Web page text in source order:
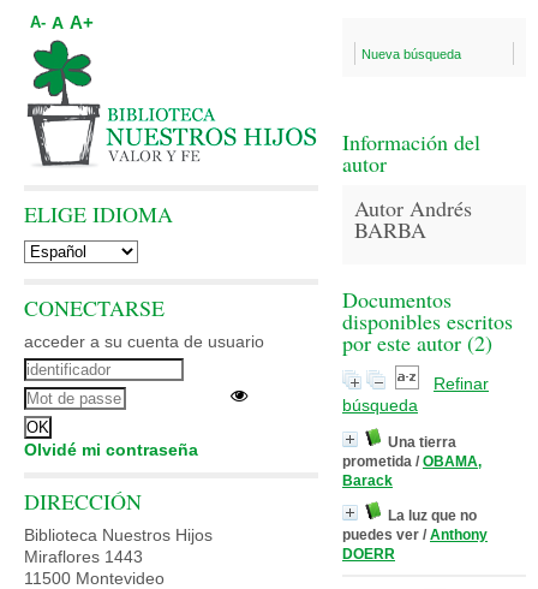
Nueva búsqueda
Información del
autor
Autor Andrés
BARBA
Documentos
disponibles escritos
por este autor (2)
Refinar
búsqueda
Una tierra
prometida / OBAMA,
Barack
La luz que no
puedes ver / Anthony
DOERR
A- A A+
ELIGE IDIOMA
CONECTARSE
acceder a su cuenta de usuario
Olvidé mi contraseña
DIRECCIÓN
Biblioteca Nuestros Hijos
Miraflores 1443
11500 Montevideo